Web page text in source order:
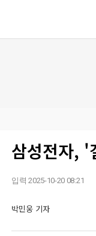
삼성전자, '
입력 2025-10-20 08:21
박민웅 기자